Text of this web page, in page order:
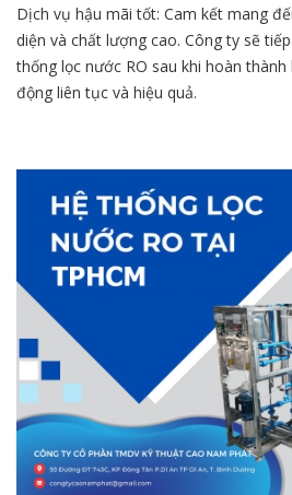
Dịch vụ hậu mãi tốt: Cam kết mang
diện và chất lượng cao. Công ty sẽ
thống lọc nước RO sau khi hoàn
động liên tục và hiệu quả.